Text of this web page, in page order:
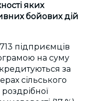
яких
бойових дій
підприємців
на суму
за
сільського